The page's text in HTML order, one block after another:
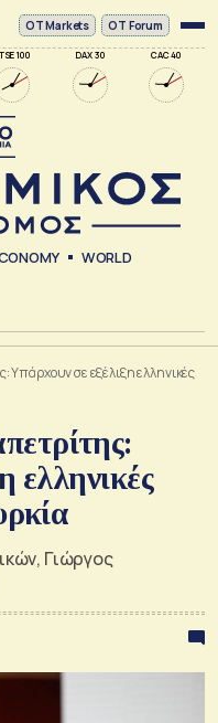
100 DAX 30 CAC 40
ΟΤ Markets OT Forum
WORLD
Υπάρχουν σε εξέλιξη ελληνικές
ελληνικές
Γιώργος